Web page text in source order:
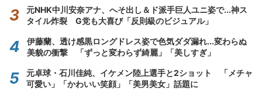
元NHK中川安奈アナ、へそ出し＆ド派手巨人ユニ姿で...神ス
タイル炸裂 G党も大喜び「反則級のビジュアル」
伊藤蘭、透け感黒ロングドレス姿で色気ダダ漏れ...変わらぬ
美貌の衝撃 「ずっと変わらず綺麗」「美しすぎ」
元卓球・石川佳純、イケメン陸上選手と2ショット 「メチャ
可愛い」「かわいい笑顔」「美男美女」話題に